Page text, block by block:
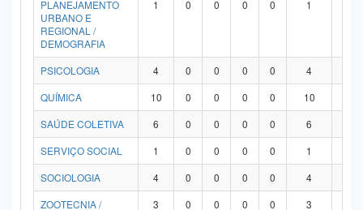
PLANEJAMENTO
URBANO E
REGIONAL /
DEMOGRAFIA
1 0 0 0 0 1
PSICOLOGIA 4 0 0 0 0 4
QUÍMICA
10 0 0 0 0 10
SAÚDE COLETIVA
6 0 0 0 0 6
SERVIÇO SOCIAL
1 0 0 0 0 1
SOCIOLOGIA
4 0 0 0 0 4
ZOOTECNIA /
3 0 0 0 0 3